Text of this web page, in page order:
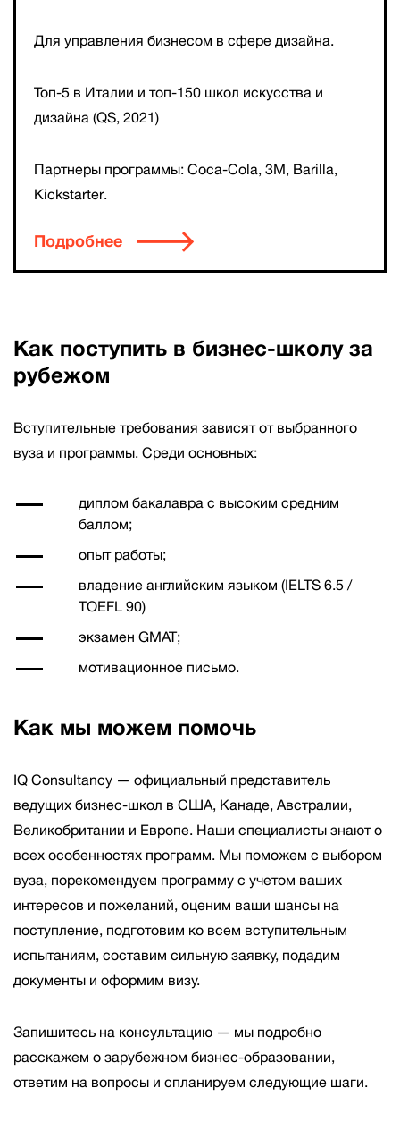
Для управления бизнесом в сфере дизайна.
Топ-5 в Италии и топ-150 школ искусства и
дизайна (QS, 2021)
Партнеры программы: Coca-Cola, 3M, Barilla,
Kickstarter.
Подробнее
Как поступить в бизнес-школу за
рубежом
Вступительные требования зависят от выбранного
вуза и программы. Среди основных:
диплом бакалавра с высоким средним
баллом;
опыт работы;
владение английским языком (IELTS 6.5 /
TOEFL 90)
экзамен GMAT;
мотивационное письмо.
Как мы можем помочь
IQ Consultancy — официальный представитель
ведущих бизнес-школ в США, Канаде, Австралии,
Великобритании и Европе. Наши специалисты знают о
всех особенностях программ. Мы поможем с выбором
вуза, порекомендуем программу с учетом ваших
интересов и пожеланий, оценим ваши шансы на
поступление, подготовим ко всем вступительным
испытаниям, составим сильную заявку, подадим
документы и оформим визу.
Запишитесь на консультацию — мы подробно
расскажем о зарубежном бизнес-образовании,
ответим на вопросы и спланируем следующие шаги.